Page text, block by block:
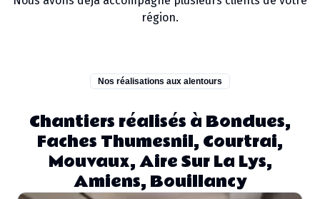
région.
Nos réalisations aux alentours
Chantiers réalisés à Bondues,
Faches Thumesnil, Courtrai,
Mouvaux, Aire Sur La Lys,
Amiens, Bouillancy